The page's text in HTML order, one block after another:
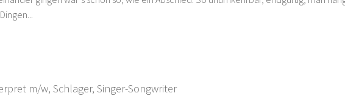
m/w,Schlager,Singer-Songwriter